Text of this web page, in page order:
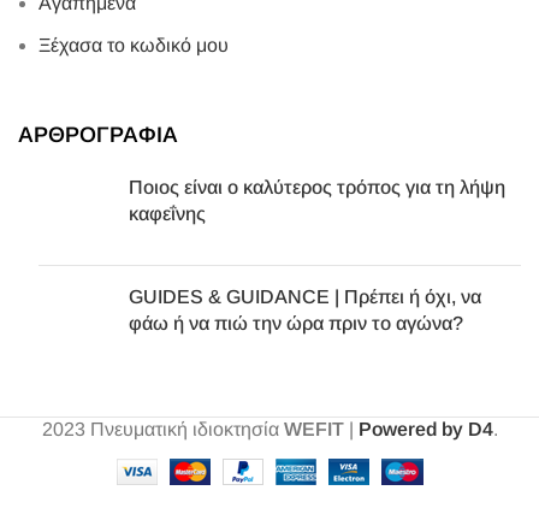
Ξέχασα το κωδικό μου
ΑΡΘΡΟΓΡΑΦΙΑ
Ποιος είναι ο καλύτερος τρόπος για τη λήψη
καφεΐνης
GUIDES & GUIDANCE | Πρέπει ή όχι, να
φάω ή να πιώ την ώρα πριν το αγώνα?
2023 Πνευματική ιδιοκτησία WEFIT| Powered by D4.